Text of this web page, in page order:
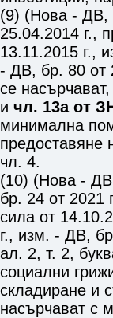
(9) (Нова - ДВ,
25.04.2014 г.,
13.11.2015 г.,
- ДВ, бр. 80 от
се
и чл. 13а от
минимална
предоставяне
чл. 4.
(10) (Нова -
бр. 24 от 2021
сила от
г., изм. - ДВ,
ал. 2, т. 2,
социални
складиране и
насърчават с